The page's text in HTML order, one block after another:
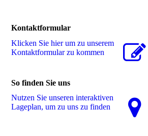
Kontaktformular
Klicken Sie hier um zu unserem
Kon­takt­for­mu­lar zu kommen
So finden Sie uns
Nutzen Sie unseren interaktiven
La­ge­plan, um zu uns zu finden